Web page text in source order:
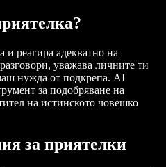
и реагира адекватно на
уважава личните ти
нужда от подкрепа. AI
за подобряване на
на истинското човешко
за приятелки